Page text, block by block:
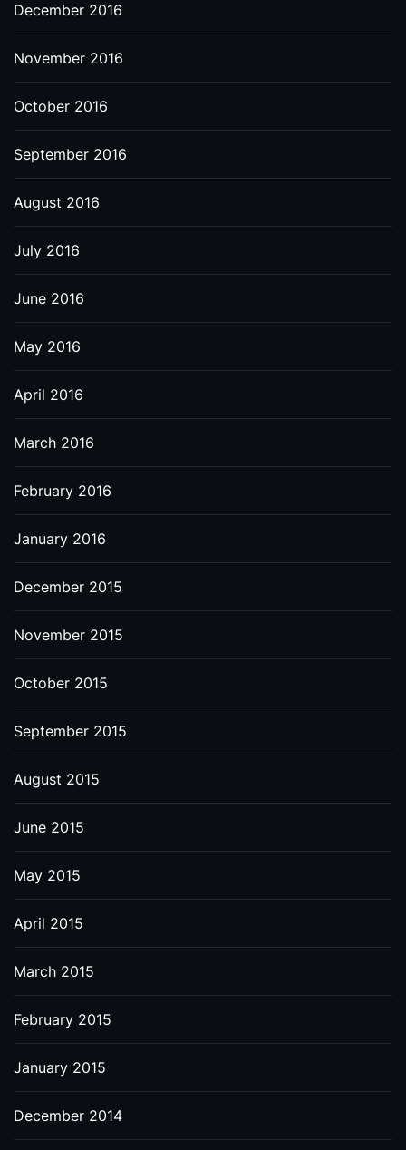
December 2016
November 2016
October 2016
September 2016
August 2016
July 2016
June 2016
May 2016
April 2016
March 2016
February 2016
January 2016
December 2015
November 2015
October 2015
September 2015
August 2015
June 2015
May 2015
April 2015
March 2015
February 2015
January 2015
December 2014